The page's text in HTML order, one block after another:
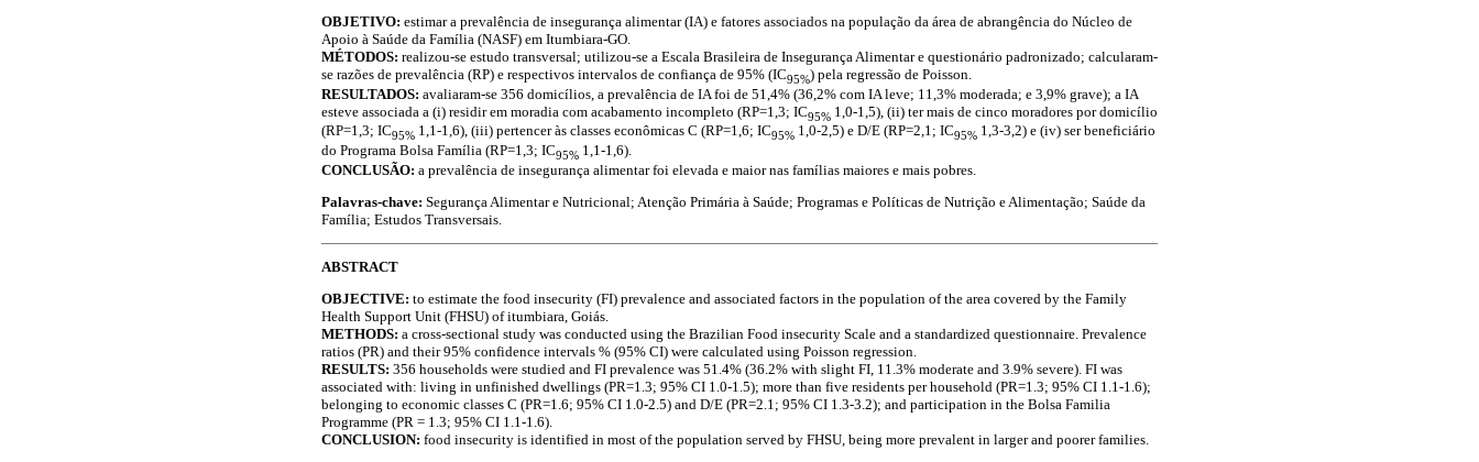
OBJETIVO: estimar a prevalência de insegurança alimentar (IA) e fatores associados na população da área de abrangência do Núcleo de
Apoio à Saúde da Família (NASF) em Itumbiara-GO.
MÉTODOS: realizou-se estudo transversal; utilizou-se a Escala Brasileira de Insegurança Alimentar e questionário padronizado; calcularam-
se razões de prevalência (RP) e respectivos intervalos de confiança de 95% (IC95%) pela regressão de Poisson.
RESULTADOS: avaliaram-se 356 domicílios, a prevalência de IA foi de 51,4% (36,2% com IA leve; 11,3% moderada; e 3,9% grave); a IA
esteve associada a (i) residir em moradia com acabamento incompleto (RP=1,3; IC95% 1,0-1,5), (ii) ter mais de cinco moradores por domicílio
(RP=1,3; IC95% 1,1-1,6), (iii) pertencer às classes econômicas C (RP=1,6; IC95% 1,0-2,5) e D/E (RP=2,1; IC95% 1,3-3,2) e (iv) ser beneficiário
do Programa Bolsa Família (RP=1,3; IC95% 1,1-1,6).
CONCLUSÃO: a prevalência de insegurança alimentar foi elevada e maior nas famílias maiores e mais pobres.
Palavras-chave: Segurança Alimentar e Nutricional; Atenção Primária à Saúde; Programas e Políticas de Nutrição e Alimentação; Saúde da
Família; Estudos Transversais.
ABSTRACT
OBJECTIVE: to estimate the food insecurity (FI) prevalence and associated factors in the population of the area covered by the Family
Health Support Unit (FHSU) of itumbiara, Goiás.
METHODS: a cross-sectional study was conducted using the Brazilian Food insecurity Scale and a standardized questionnaire. Prevalence
ratios (PR) and their 95% confidence intervals % (95% CI) were calculated using Poisson regression.
RESULTS: 356 households were studied and FI prevalence was 51.4% (36.2% with slight FI, 11.3% moderate and 3.9% severe). FI was
associated with: living in unfinished dwellings (PR=1.3; 95% CI 1.0-1.5); more than five residents per household (PR=1.3; 95% CI 1.1-1.6);
belonging to economic classes C (PR=1.6; 95% CI 1.0-2.5) and D/E (PR=2.1; 95% CI 1.3-3.2); and participation in the Bolsa Familia
Programme (PR = 1.3; 95% CI 1.1-1.6).
CONCLUSION: food insecurity is identified in most of the population served by FHSU, being more prevalent in larger and poorer families.